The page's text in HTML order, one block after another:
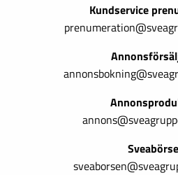
Kundservice